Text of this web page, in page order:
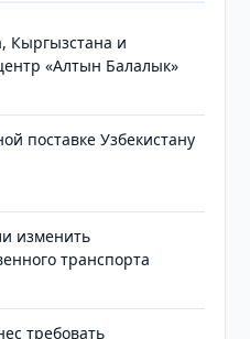
Кыргызстана и
«Алтын Балалык»
поставке Узбекистану
изменить
транспорта
требовать